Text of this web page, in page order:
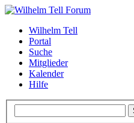
Wilhelm Tell
Portal
Suche
Mitglieder
Kalender
Hilfe